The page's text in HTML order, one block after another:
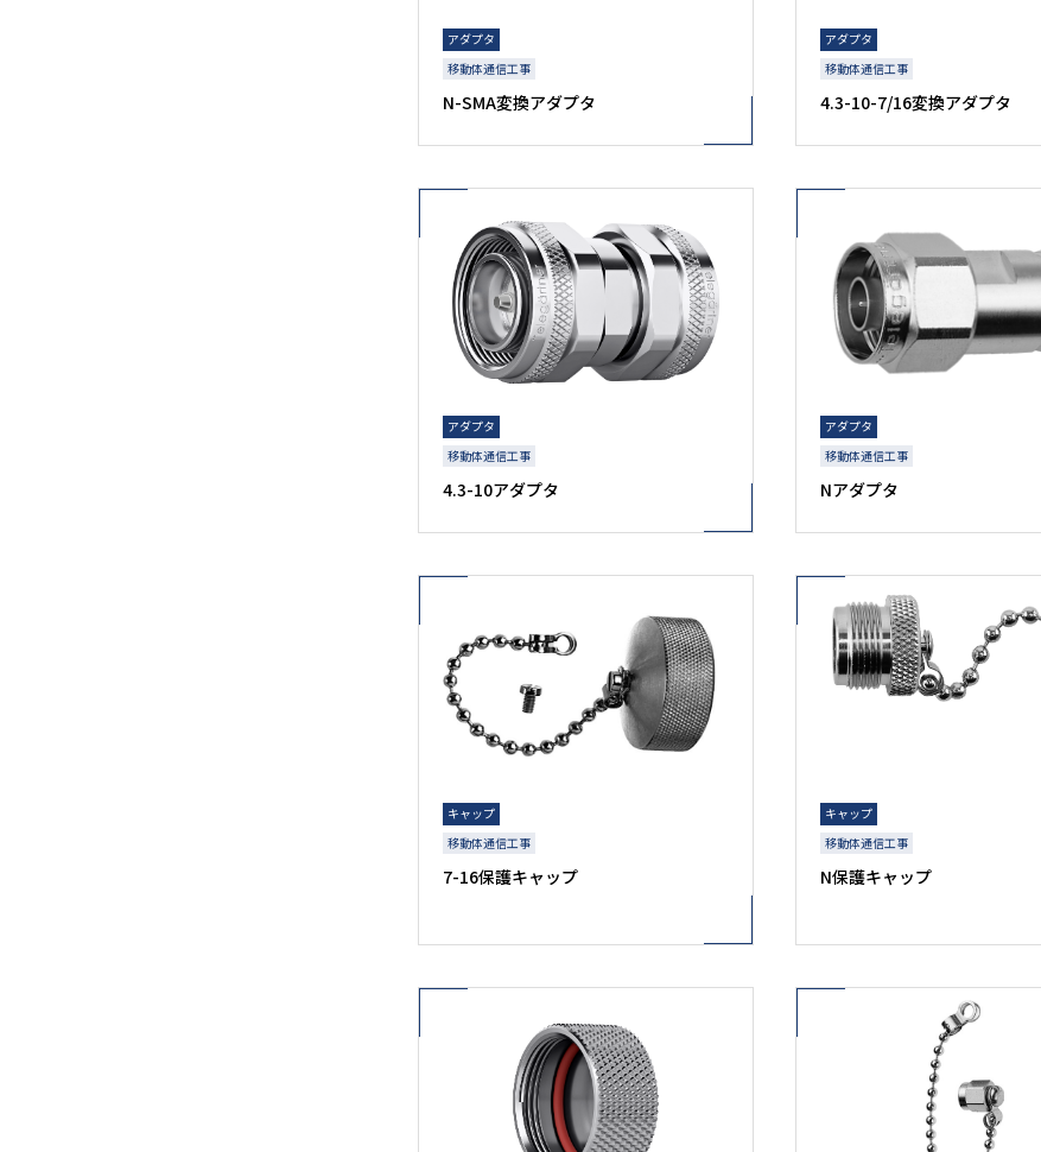
アダプタ
移動体通信工事
N-SMA変換アダプタ
アダプタ
移動体通信工事
4.3-10-7/16変換アダプタ
アダプタ
移動体通信工事
4.3-10アダプタ
アダプタ
移動体通信工事
Nアダプタ
キャップ
移動体通信工事
7-16保護キャップ
キャップ
移動体通信工事
N保護キャップ